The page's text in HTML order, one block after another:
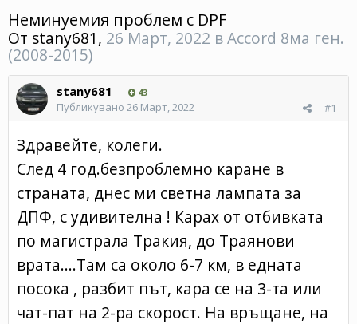
Неминуемия проблем с DPF
От stany681, 26 Март, 2022 вAccord 8ма ген.
(2008-2015)
stany681 43
#1
Публикувано 26 Март, 2022
Здравейте, колеги.
След 4 год.безпроблемно каране в
страната, днес ми светна лампата за
ДПФ, с удивителна ! Карах от отбивката
по магистрала Тракия, до Траянови
врата....Там са около 6-7 км, в едната
посока , разбит път, кара се на 3-та или
чат-пат на 2-ра скорост. На връщане, на